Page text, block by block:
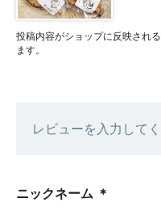
投稿内容がショップに反映され
ます。
レビューを入力してく
ニックネーム ＊